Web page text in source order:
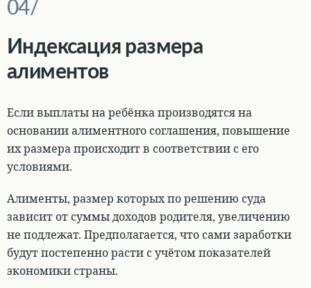
Индексация размера
алиментов
Если выплаты на ребёнка производятся на
основании алиментного соглашения, повышение
их размера происходит в соответствии с его
условиями.
Алименты, размер которых по решению суда
зависит от суммы доходов родителя, увеличению
не подлежат. Предполагается, что сами заработки
будут постепенно расти с учётом показателей
экономики страны.